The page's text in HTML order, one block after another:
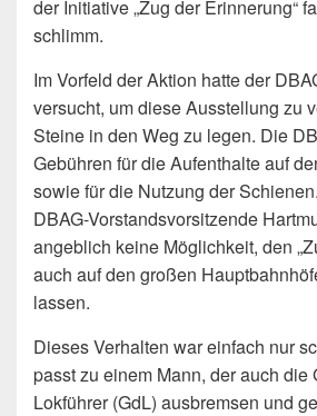
der Initiative „Zug der Erinnerung“
schlimm.
Im Vorfeld der Aktion hatte der
versucht, um diese Ausstellung zu
Steine in den Weg zu legen. Die
Gebühren für die Aufenthalte auf
sowie für die Nutzung der
DBAG-Vorstandsvorsitzende
angeblich keine Möglichkeit, den
auch auf den großen
lassen.
Dieses Verhalten war einfach nur
passt zu einem Mann, der auch die
Lokführer (GdL) ausbremsen und